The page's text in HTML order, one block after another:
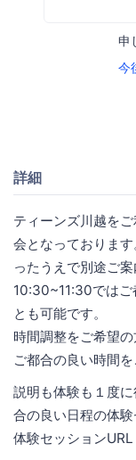
申
今
詳細
ティーンズ川越を
会となっておりま
ったうえで別途ご案
10:30~11:30ではご
とも可能です。
時間調整をご希望
ご都合の良い時間を
説明も体験も１度
合の良い日程の体験
体験セッションURL